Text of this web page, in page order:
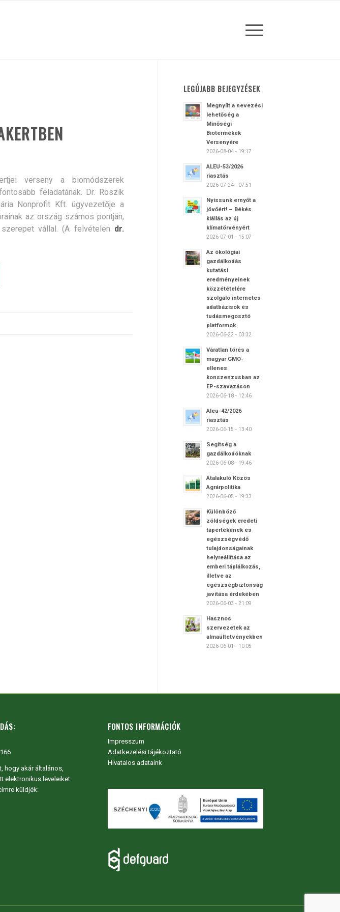
verseny a biomódszerek
feladatának. Dr. Roszík
Nonprofit Kft. ügyvezetője a
az ország számos pontján,
vállal. (A felvételen dr.
LEGÚJABB BEJEGYZÉSEK
Megnyílt a nevezési
lehetőség a
Minőségi
Biotermékek
Versenyére
2026-08-04 - 19:17
ALEU-53/2026
riasztás
2026-07-24 - 07:51
Nyissunk ernyőt a
jövőért! – Békés
kiállás az új
klímatörvényért
2026-07-01 - 15:07
Az ökológiai
gazdálkodás
kutatási
eredményeinek
közzétételére
szolgáló internetes
adatbázisok és
tudásmegosztó
platformok
2026-06-22 - 03:32
Váratlan törés a
magyar GMO-
ellenes
konszenzusban az
EP-szavazáson
2026-06-18 - 12:46
Aleu-42/2026
riasztás
2026-06-15 - 13:40
Segítség a
gazdálkodóknak
2026-06-08 - 19:46
Átalakuló Közös
Agrárpolitika
2026-06-05 - 19:33
Különböző
zöldségek eredeti
tápértékének és
egészségvédő
tulajdonságainak
helyreállítása az
emberi táplálkozás,
illetve az
egészségbiztonság
javítása érdekében
2026-06-03 - 21:09
Hasznos
szervezetek az
almaültetvényekben
2026-06-01 - 10:05
hogy akár általános,
elektronikus leveleiket
küldjék:
FONTOS INFORMÁCIÓK
Impresszum
Adatkezelési tájékoztató
Hivatalos adataink